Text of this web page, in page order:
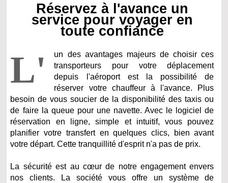
Réservez à l'avance un
service pour voyager en
toute confiance
L'
un des avantages majeurs de choisir ces
transporteurs pour votre déplacement
depuis l'aéroport est la possibilité de
réserver votre chauffeur à l'avance. Plus
besoin de vous soucier de la disponibilité des taxis ou
de faire la queue pour une navette. Avec le logiciel de
réservation en ligne, simple et intuitif, vous pouvez
planifier votre transfert en quelques clics, bien avant
votre départ. Cette tranquillité d'esprit n'a pas de prix.
La sécurité est au cœur de notre engagement envers
nos clients. La société vous offre un système de